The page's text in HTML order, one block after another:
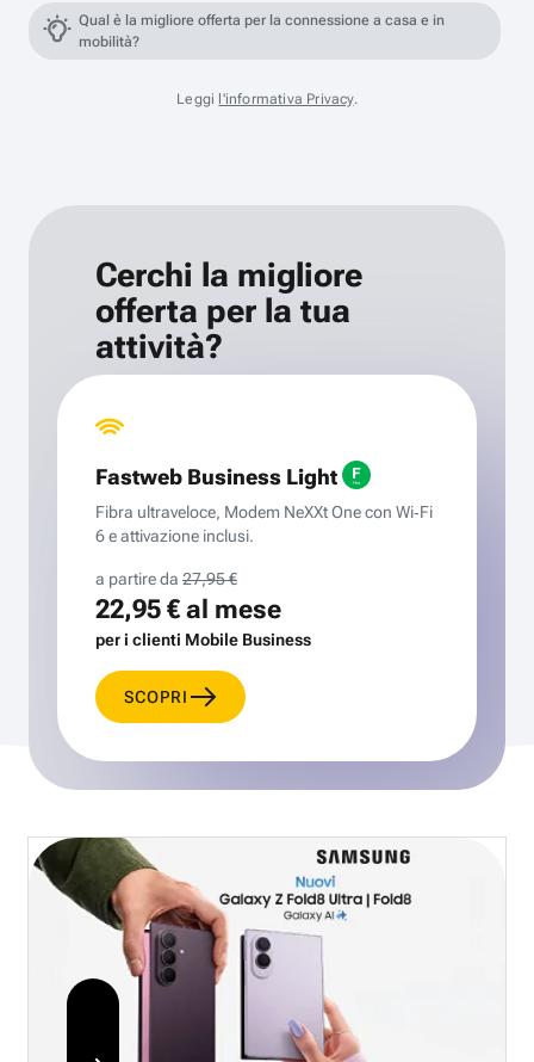
Qual è la migliore offerta per la connessione a casa e in
mobilità?
Leggi l'informativa Privacy.
Cerchi la migliore
offerta per la tua
attività?
Fastweb Business Light
Fibra ultraveloce, Modem NeXXt One con Wi‑Fi
6 e attivazione inclusi.
a partire da 27,95 €
22,95 €al mese
per i clienti Mobile Business
SCOPRI